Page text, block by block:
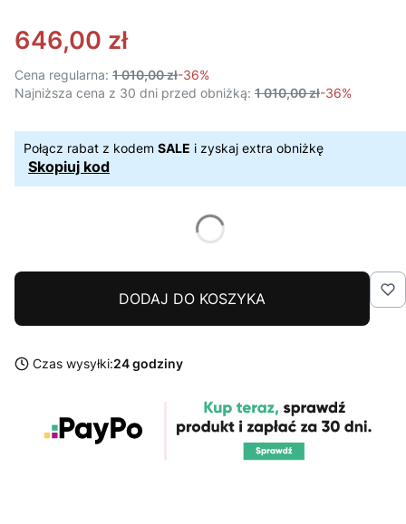
646,00 zł
Cena regularna: 1 010,00 zł-36%
Najniższa cena z 30 dni przed obniżką: 1 010,00 zł-36%
Połącz rabat z kodem SALE i zyskaj extra obniżkę
Skopiuj kod
DODAJ DO KOSZYKA
Czas wysyłki:24 godziny